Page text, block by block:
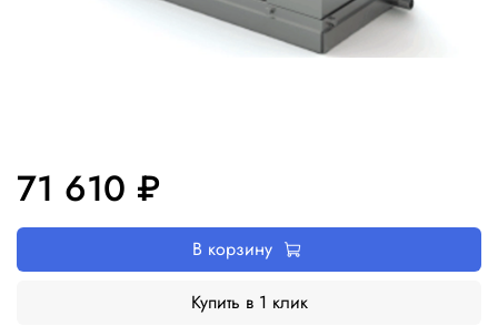
71 610 ₽
В корзину
Купить в 1 клик